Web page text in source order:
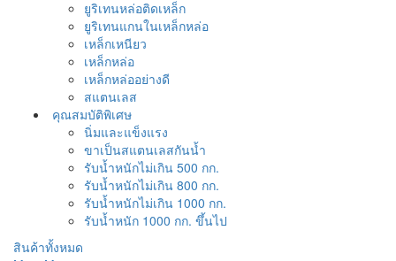
ยูริเทนหล่อติดเหล็ก
ยูริเทนแกนในเหล็กหล่อ
เหล็กเหนียว
เหล็กหล่อ
เหล็กหล่ออย่างดี
สแตนเลส
คุณสมบัติพิเศษ
นิ่มและแข็งแรง
ขาเป็นสแตนเลสกันน้ำ
รับน้ำหนักไม่เกิน 500 กก.
รับน้ำหนักไม่เกิน 800 กก.
รับน้ำหนักไม่เกิน 1000 กก.
รับน้ำหนัก 1000 กก. ขึ้นไป
สินค้าทั้งหมด